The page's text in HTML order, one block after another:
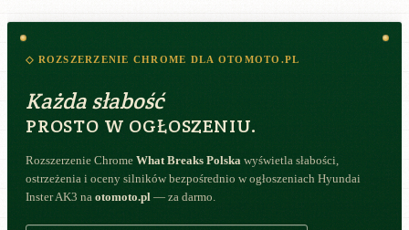
◇ ROZSZERZENIE CHROME DLA OTOMOTO.PL
Każda słabość
PROSTO W OGŁOSZENIU.
Rozszerzenie Chrome What Breaks Polska wyświetla słabości,
ostrzeżenia i oceny silników bezpośrednio w ogłoszeniach Hyundai
Inster AK3 na otomoto.pl — za darmo.